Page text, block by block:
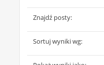
Znajdź posty:
Sortuj wyniki wg: